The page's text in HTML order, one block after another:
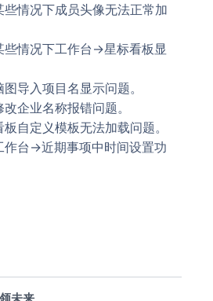
些情况下成员头像无法正常加
些情况下工作台->星标看板显
图导入项目名显示问题。
改企业名称报错问题。
板自定义模板无法加载问题。
作台->近期事项中时间设置功
未来